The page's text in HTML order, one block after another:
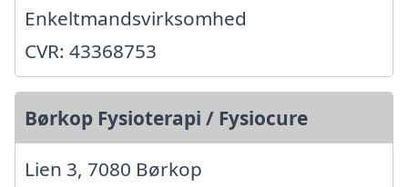
Enkeltmandsvirksomhed
CVR: 43368753
Børkop Fysioterapi / Fysiocure
Lien 3, 7080 Børkop